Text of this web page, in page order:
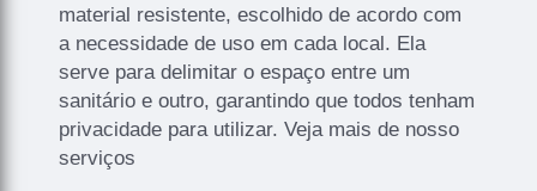
material resistente, escolhido de acordo com
a necessidade de uso em cada local. Ela
serve para delimitar o espaço entre um
sanitário e outro, garantindo que todos tenham
privacidade para utilizar. Veja mais de nosso
serviços